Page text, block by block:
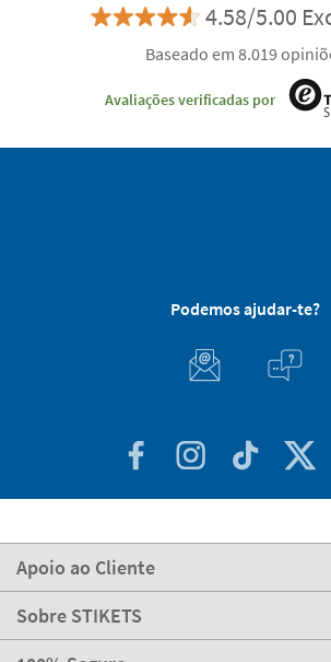
4.58/5.00
Baseado em 8.019
Avaliações verificadas por
Podemos ajudar-te?
Apoio ao Cliente
Sobre STIKETS